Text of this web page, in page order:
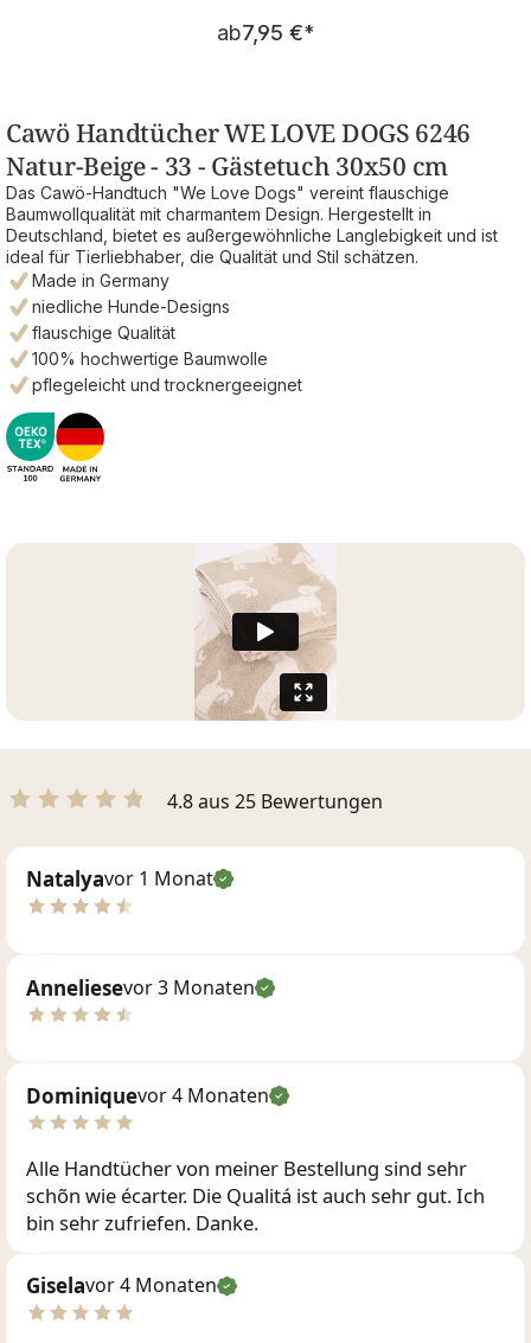
Regulärer Preis:
ab7,95 €*
Cawö Handtücher WE LOVE DOGS 6246
Natur-Beige - 33 - Gästetuch 30x50 cm
Das Cawö-Handtuch "We Love Dogs" vereint flauschige
Baumwollqualität mit charmantem Design. Hergestellt in
Deutschland, bietet es außergewöhnliche Langlebigkeit und ist
ideal für Tierliebhaber, die Qualität und Stil schätzen.
Made in Germany
niedliche Hunde-Designs
flauschige Qualität
100% hochwertige Baumwolle
pflegeleicht und trocknergeeignet
4.8 aus 25 Bewertungen
Natalyavor 1 Monat
Anneliesevor 3 Monaten
Dominiquevor 4 Monaten
Alle Handtücher von meiner Bestellung sind sehr
schõn wie écarter. Die Qualitá ist auch sehr gut. Ich
bin sehr zufriefen. Danke.
Giselavor 4 Monaten